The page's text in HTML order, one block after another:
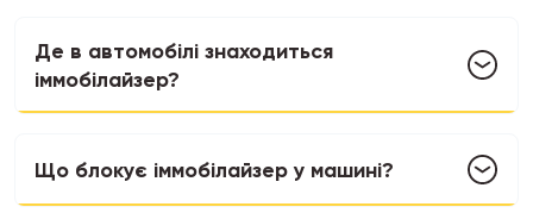
Де в автомобілі знаходиться
іммобілайзер?
Що блокує іммобілайзер у машині?